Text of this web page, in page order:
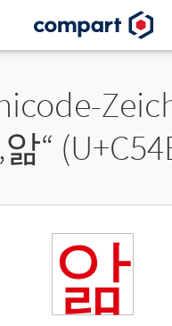
char
앎“
앎